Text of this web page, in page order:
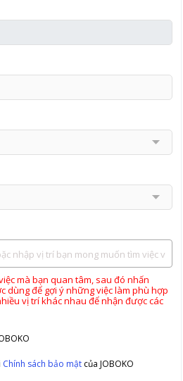
mà bạn quan tâm, sau đó nhấn
dùng để gợi ý những việc làm phù hợp
vị trí khác nhau để nhận được các
Chính sách bảo mật của JOBOKO